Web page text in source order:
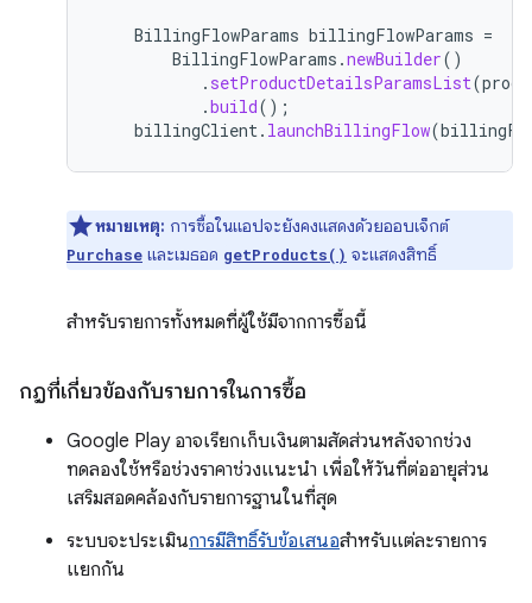
BillingFlowParams billingFlowParams =
BillingFlowParams .newBuilder()
. setProductDetailsParamsList(
.build();
billingClient. launchBillingFlow(
หมายเหตุ: การซื้อในแอปจะยังคงแสดงด้วยออบเจ็กต์
Purchase และเมธอด getProducts() จะแสดงสิทธิ์
สำหรับรายการทั้งหมดที่ผู้ใช้มีจากการซื้อนี้
กฎที่เกี่ยวข้องกับรายการในการซื้อ
Google Play อาจเรียกเก็บเงินตามสัดส่วนหลังจากช่วง
ทดลองใช้หรือช่วงราคาช่วงแนะนำ เพื่อให้วันที่ต่ออายุส่วน
เสริมสอดคล้องกับรายการฐานในที่สุด
ระบบจะประเมินการมีสิทธิ์รับข้อเสนอสำหรับแต่ละรายการ
แยกกัน